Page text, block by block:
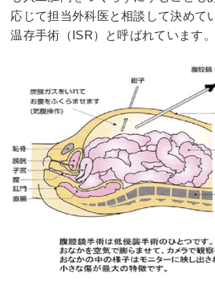
応じて担当外科医と相談して決めて
温存手術（ISR）と呼ばれています。